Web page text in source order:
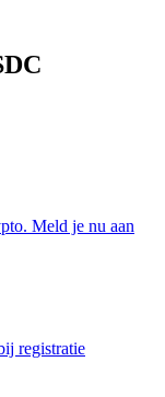
Meld je nu aan
registratie